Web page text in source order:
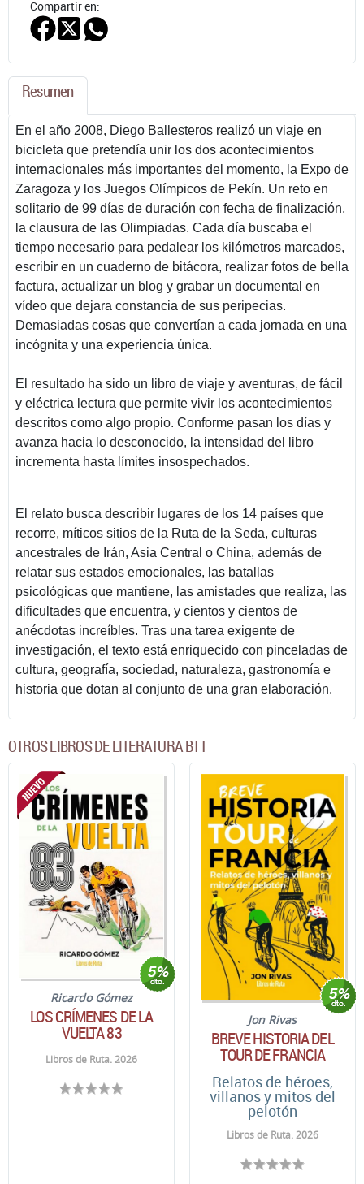
Compartir en:
Resumen
En el año 2008, Diego Ballesteros realizó un viaje en
bicicleta que pretendía unir los dos acontecimientos
internacionales más importantes del momento, la Expo de
Zaragoza y los Juegos Olímpicos de Pekín. Un reto en
solitario de 99 días de duración con fecha de finalización,
la clausura de las Olimpiadas. Cada día buscaba el
tiempo necesario para pedalear los kilómetros marcados,
escribir en un cuaderno de bitácora, realizar fotos de bella
factura, actualizar un blog y grabar un documental en
vídeo que dejara constancia de sus peripecias.
Demasiadas cosas que convertían a cada jornada en una
incógnita y una experiencia única.
El resultado ha sido un libro de viaje y aventuras, de fácil
y eléctrica lectura que permite vivir los acontecimientos
descritos como algo propio. Conforme pasan los días y
avanza hacia lo desconocido, la intensidad del libro
incrementa hasta límites insospechados.
El relato busca describir lugares de los 14 países que
recorre, míticos sitios de la Ruta de la Seda, culturas
ancestrales de Irán, Asia Central o China, además de
relatar sus estados emocionales, las batallas
psicológicas que mantiene, las amistades que realiza, las
dificultades que encuentra, y cientos y cientos de
anécdotas increíbles. Tras una tarea exigente de
investigación, el texto está enriquecido con pinceladas de
cultura, geografía, sociedad, naturaleza, gastronomía e
historia que dotan al conjunto de una gran elaboración.
OTROS LIBROS DE LITERATURA BTT
Ricardo Gómez
LOS CRÍMENES DE LA
VUELTA 83
Libros de Ruta. 2026
Jon Rivas
BREVE HISTORIA DEL
TOUR DE FRANCIA
Relatos de héroes,
villanos y mitos del
pelotón
Libros de Ruta. 2026